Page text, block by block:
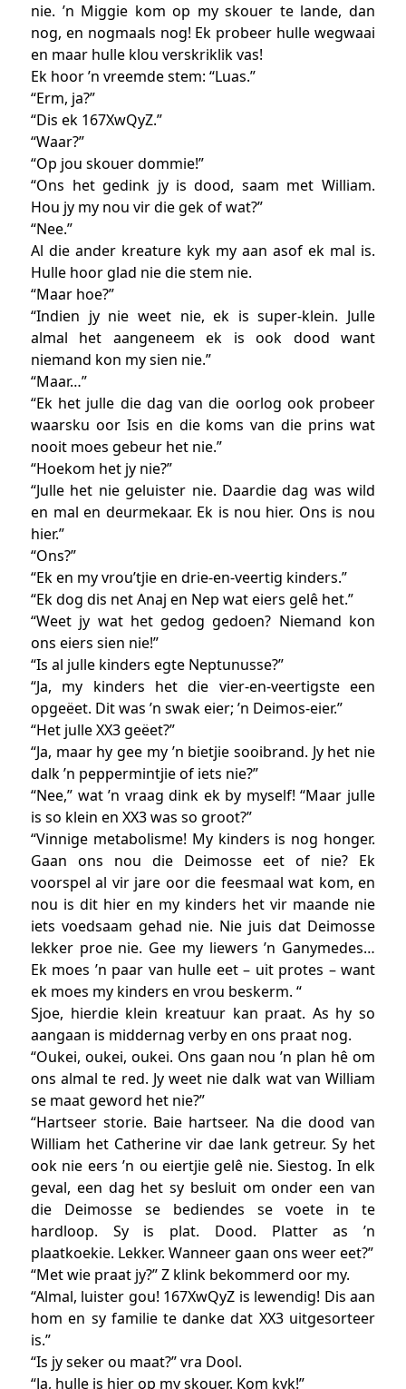
nie. ’n Miggie kom op my skouer te lande, dan
nog, en nogmaals nog! Ek probeer hulle wegwaai
en maar hulle klou verskriklik vas!
Ek hoor ’n vreemde stem: “Luas.”
“Erm, ja?”
“Dis ek 167XwQyZ.”
“Waar?”
“Op jou skouer dommie!”
“Ons het gedink jy is dood, saam met William.
Hou jy my nou vir die gek of wat?”
“Nee.”
Al die ander kreature kyk my aan asof ek mal is.
Hulle hoor glad nie die stem nie.
“Maar hoe?”
“Indien jy nie weet nie, ek is super-klein. Julle
almal het aangeneem ek is ook dood want
niemand kon my sien nie.”
“Maar…”
“Ek het julle die dag van die oorlog ook probeer
waarsku oor Isis en die koms van die prins wat
nooit moes gebeur het nie.”
“Hoekom het jy nie?”
“Julle het nie geluister nie. Daardie dag was wild
en mal en deurmekaar. Ek is nou hier. Ons is nou
hier.”
“Ons?”
“Ek en my vrou’tjie en drie-en-veertig kinders.”
“Ek dog dis net Anaj en Nep wat eiers gelê het.”
“Weet jy wat het gedog gedoen? Niemand kon
ons eiers sien nie!”
“Is al julle kinders egte Neptunusse?”
“Ja, my kinders het die vier-en-veertigste een
opgeëet. Dit was ’n swak eier; ’n Deimos-eier.”
“Het julle XX3 geëet?”
“Ja, maar hy gee my ’n bietjie sooibrand. Jy het nie
dalk ’n peppermintjie of iets nie?”
“Nee,” wat ’n vraag dink ek by myself! “Maar julle
is so klein en XX3 was so groot?”
“Vinnige metabolisme! My kinders is nog honger.
Gaan ons nou die Deimosse eet of nie? Ek
voorspel al vir jare oor die feesmaal wat kom, en
nou is dit hier en my kinders het vir maande nie
iets voedsaam gehad nie. Nie juis dat Deimosse
lekker proe nie. Gee my liewers ’n Ganymedes…
Ek moes ’n paar van hulle eet – uit protes – want
ek moes my kinders en vrou beskerm. “
Sjoe, hierdie klein kreatuur kan praat. As hy so
aangaan is middernag verby en ons praat nog.
“Oukei, oukei, oukei. Ons gaan nou ’n plan hê om
ons almal te red. Jy weet nie dalk wat van William
se maat geword het nie?”
“Hartseer storie. Baie hartseer. Na die dood van
William het Catherine vir dae lank getreur. Sy het
ook nie eers ’n ou eiertjie gelê nie. Siestog. In elk
geval, een dag het sy besluit om onder een van
die Deimosse se bediendes se voete in te
hardloop. Sy is plat. Dood. Platter as ’n
plaatkoekie. Lekker. Wanneer gaan ons weer eet?”
“Met wie praat jy?” Z klink bekommerd oor my.
“Almal, luister gou! 167XwQyZ is lewendig! Dis aan
hom en sy familie te danke dat XX3 uitgesorteer
is.”
“Is jy seker ou maat?” vra Dool.
“Ja, hulle is hier op my skouer. Kom kyk!”